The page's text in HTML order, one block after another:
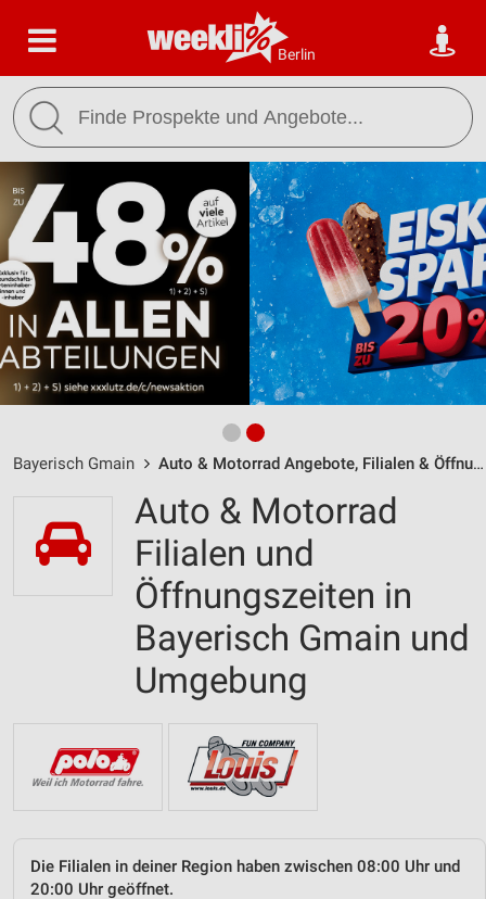
Berlin
Bayerisch Gmain Auto & Motorrad Angebote, Filialen & Öffnungszeiten
Auto & Motorrad
Filialen und
Öffnungszeiten in
Bayerisch Gmain und
Umgebung
Die Filialen in deiner Region haben zwischen 08:00 Uhr und
20:00 Uhr geöffnet.